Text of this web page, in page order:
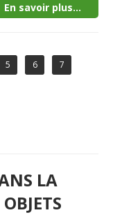
En savoir plus...
5 6
7
LA